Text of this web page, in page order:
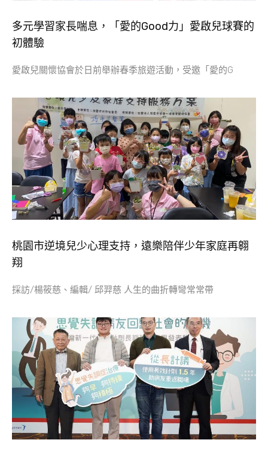
多元學習家長喘息，「愛的Good力」愛啟兒球賽的
初體驗
愛啟兒關懷協會於日前舉辦春季旅遊活動，受邀「愛的G
桃園市逆境兒少心理支持，遠樂陪伴少年家庭再翱
翔
採訪/楊筱慈、編輯/ 邱羿慈 人生的曲折轉彎常常帶